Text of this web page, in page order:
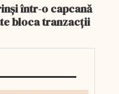
într-o capcană
bloca tranzacții